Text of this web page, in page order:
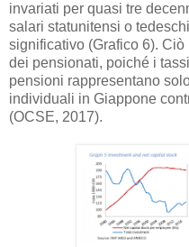
invariati per quasi tre
salari statunitensi o
significativo (Grafico 6).
dei pensionati, poiché i
pensioni rappresentano
individuali in Giappone
(OCSE, 2017).